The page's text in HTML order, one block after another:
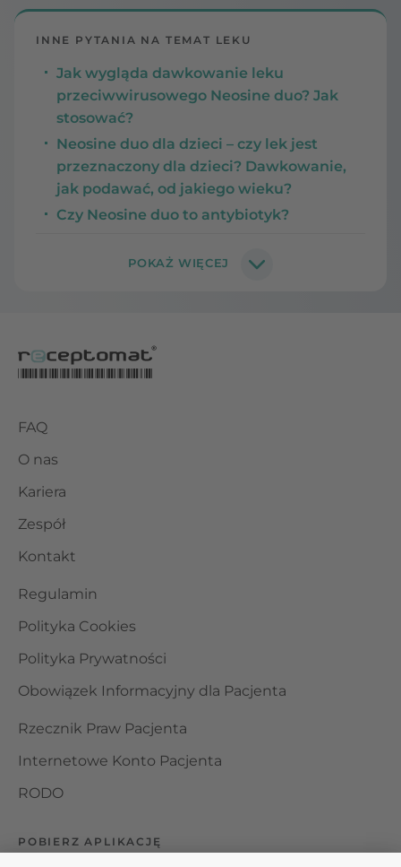
INNE PYTANIA NA TEMAT LEKU
Jak wygląda dawkowanie leku
przeciwwirusowego Neosine duo? Jak
stosować?
Neosine duo dla dzieci – czy lek jest
przeznaczony dla dzieci? Dawkowanie,
jak podawać, od jakiego wieku?
Czy Neosine duo to antybiotyk?
FAQ
O nas
Kariera
Zespół
Kontakt
Regulamin
Polityka Cookies
Polityka Prywatności
Obowiązek Informacyjny dla Pacjenta
Rzecznik Praw Pacjenta
Internetowe Konto Pacjenta
RODO
POBIERZ APLIKACJĘ